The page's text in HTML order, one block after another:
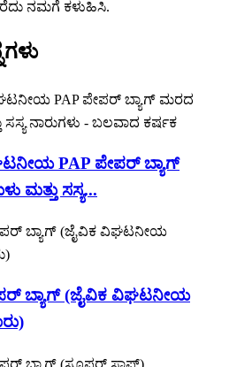
ನಮಗೆ ಕಳುಹಿಸಿ.
PAP ಪೇಪರ್ ಬ್ಯಾಗ್
ಮತ್ತು ಸಸ್ಯ...
ಬ್ಯಾಗ್ (ಜೈವಿಕ ವಿಘಟನೀಯ